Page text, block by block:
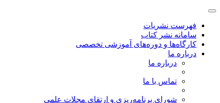
فهرست نشریات
سامانه نشر کتاب
کارگاه‌ها و دوره‌های آموزشی تخصصی
درباره ما
درباره ما
تماس با ما
شورای برنامه‌ریزی و ارتقای مجلات علمی